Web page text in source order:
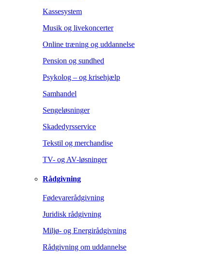
Kassesystem
Musik og livekoncerter
Online træning og uddannelse
Pension og sundhed
Psykolog – og krisehjælp
Samhandel
Sengeløsninger
Skadedyrsservice
Tekstil og merchandise
TV- og AV-løsninger
Rådgivning
Fødevarerådgivning
Juridisk rådgivning
Miljø- og Energirådgivning
Rådgivning om uddannelse